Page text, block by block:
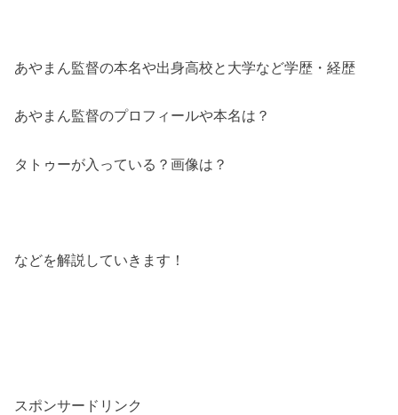
あやまん監督の本名や出身高校と大学など学歴・経歴
あやまん監督のプロフィールや本名は？
タトゥーが入っている？画像は？
などを解説していきます！
スポンサードリンク